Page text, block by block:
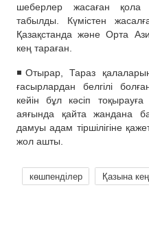
шеберлер жасаған
табылды. Күмістен
Қазақстанда және Орта
кең тараған.
◾️Отырар, Тараз
ғасырлардан белгілі
кейін бұл кәсіп
аяғында қайта жандана
дамуы адам тіршілігіне
жол ашты.
көшпенділер Қазына